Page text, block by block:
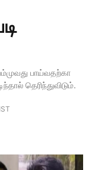
பாய்வதற்கா
தெரிந்துவிடும்.